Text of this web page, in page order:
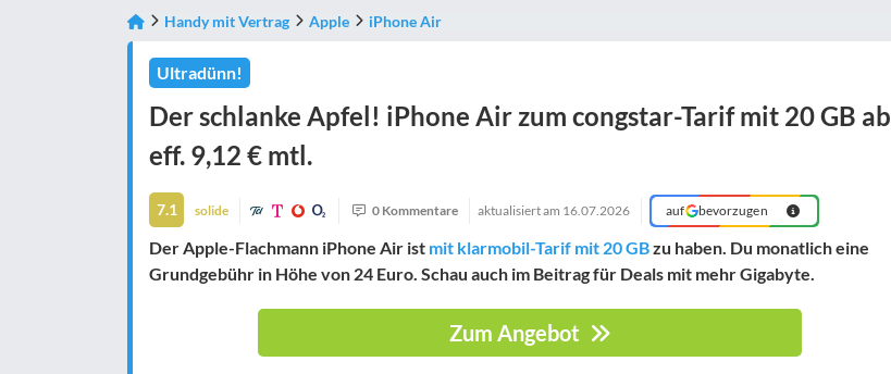
Handy mit Vertrag Apple iPhone Air
Ultradünn!
Der schlanke Apfel! iPhone Air zum congstar-Tarif mit 20 GB ab
eff. 9,12 € mtl.
7.1 solide 0 Kommentare aktualisiert am 16.07.2026 auf bevorzugen
Der Apple-Flachmann iPhone Air ist mit klarmobil-Tarif mit 20 GBzu haben. Du monatlich eine
Grundgebühr in Höhe von 24 Euro. Schau auch im Beitrag für Deals mit mehr Gigabyte.
Zum Angebot